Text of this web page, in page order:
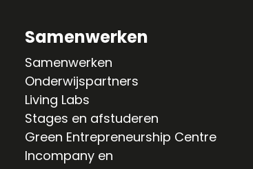
Samenwerken
Samenwerken
Onderwijspartners
Living Labs
Stages en afstuderen
Green Entrepreneurship Centre
Incompany en